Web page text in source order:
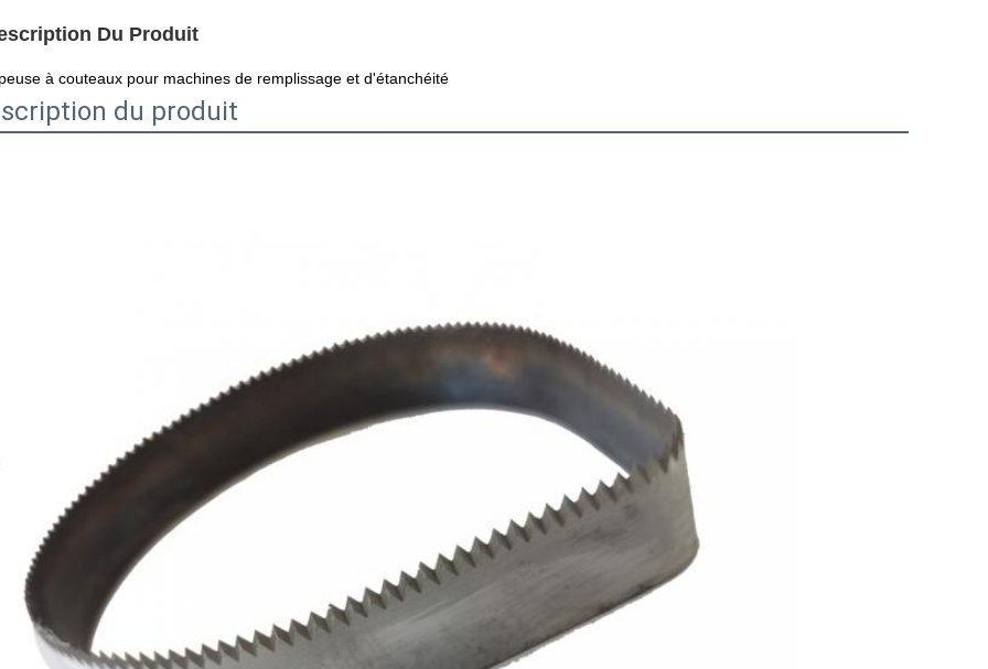
Du Produit
à couteaux pour machines de remplissage et d'étanchéité
du produit